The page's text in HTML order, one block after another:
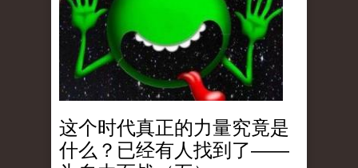
这个时代真正的力量究竟是
什么？已经有人找到了——